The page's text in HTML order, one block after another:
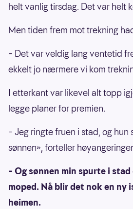
helt vanlig tirsdag. Det var helt
Men tiden frem mot trekning
– Det var veldig lang ventetid
ekkelt jo nærmere vi kom
I etterkant var likevel alt topp
legge planer for premien.
– Jeg ringte fruen i stad, og
sønnen», forteller
– Og sønnen min spurte i
moped. Nå blir det nok en ny
heimen.